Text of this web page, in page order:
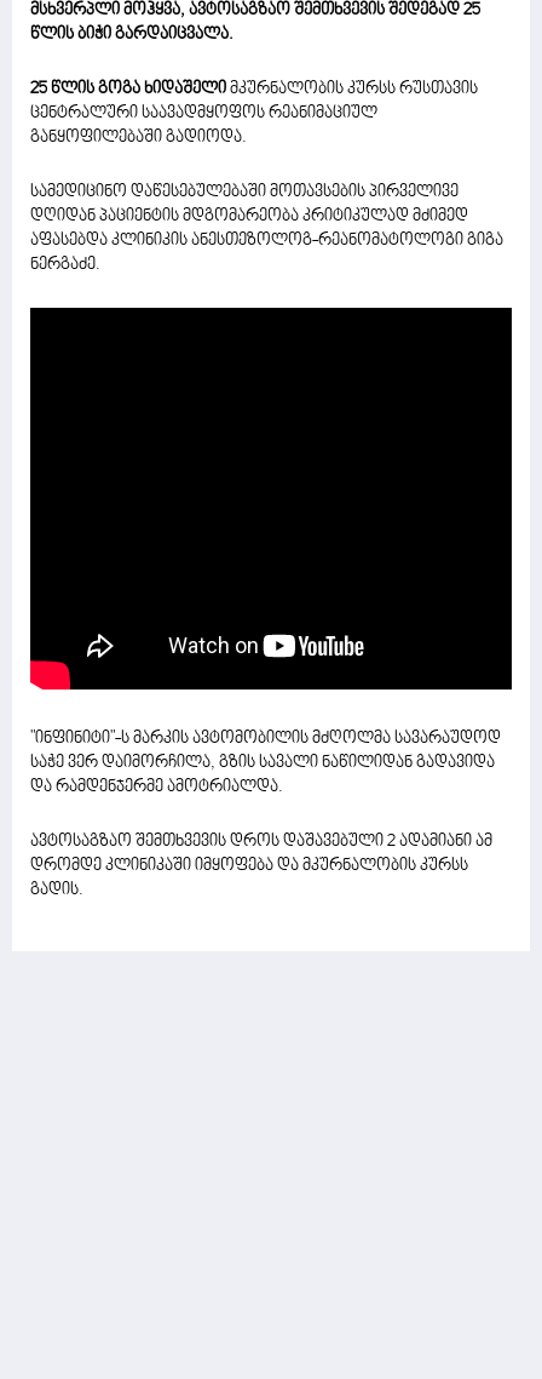
მსხვერპლი მოჰყვა, ავტოსაგზაო შემთხვევის შედეგად 25
წლის ბიჭი გარდაიცვალა.
25 წლის გოგა ხიდაშელი მკურნალობის კურსს რუსთავის
ცენტრალური საავადმყოფოს რეანიმაციულ
განყოფილებაში გადიოდა.
სამედიცინო დაწესებულებაში მოთავსების პირველივე
დღიდან პაციენტის მდგომარეობა კრიტიკულად მძიმედ
აფასებდა კლინიკის ანესთეზოლოგ-რეანომატოლოგი გიგა
ნერგაძე.
"ინფინიტი"-ს მარკის ავტომობილის მძღოლმა სავარაუდოდ
საჭე ვერ დაიმორჩილა, გზის სავალი ნაწილიდან გადავიდა
და რამდენჯერმე ამოტრიალდა.
ავტოსაგზაო შემთხვევის დროს დაშავებული 2 ადამიანი ამ
დრომდე კლინიკაში იმყოფება და მკურნალობის კურსს
გადის.